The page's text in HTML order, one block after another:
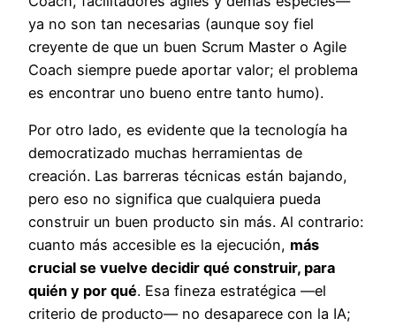
ya no son tan necesarias (aunque soy fiel
creyente de que un buen Scrum Master o Agile
Coach siempre puede aportar valor; el problema
es encontrar uno bueno entre tanto humo).
Por otro lado, es evidente que la tecnología ha
democratizado muchas herramientas de
creación. Las barreras técnicas están bajando,
pero eso no significa que cualquiera pueda
construir un buen producto sin más. Al contrario:
cuanto más accesible es la ejecución, más
crucial se vuelve decidir qué construir, para
quién y por qué. Esa fineza estratégica —el
criterio de producto— no desaparece con la IA;